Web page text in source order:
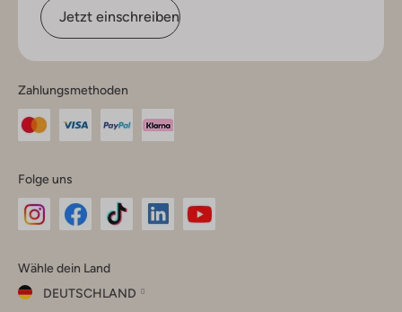
Jetzt einschreiben
Zahlungsmethoden
Folge uns
Instagram
Facebook
TikTok
Wähle dein Land
DEUTSCHLAND